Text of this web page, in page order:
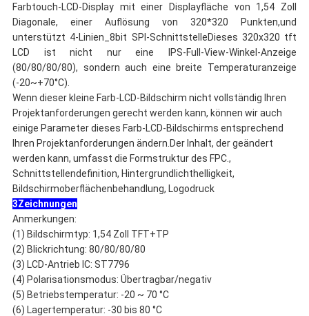
Farbtouch-LCD-Display mit einer Displayfläche von 1,54 Zoll
Diagonale, einer Auflösung von 320*320 Punkten,und
unterstützt 4-Linien_8bit SPI-SchnittstelleDieses 320x320 tft
LCD ist nicht nur eine IPS-Full-View-Winkel-Anzeige
(80/80/80/80), sondern auch eine breite Temperaturanzeige
(-20~+70°C).
Wenn dieser kleine Farb-LCD-Bildschirm nicht vollständig Ihren
Projektanforderungen gerecht werden kann, können wir auch
einige Parameter dieses Farb-LCD-Bildschirms entsprechend
Ihren Projektanforderungen ändern.Der Inhalt, der geändert
werden kann, umfasst die Formstruktur des FPC.,
Schnittstellendefinition, Hintergrundlichthelligkeit,
Bildschirmoberflächenbehandlung, Logodruck
3Zeichnungen
Anmerkungen:
(1) Bildschirmtyp: 1,54 Zoll TFT+TP
(2) Blickrichtung: 80/80/80/80
(3) LCD-Antrieb IC: ST7796
(4) Polarisationsmodus: Übertragbar/negativ
(5) Betriebstemperatur: -20 ~ 70 °C
(6) Lagertemperatur: -30 bis 80 °C